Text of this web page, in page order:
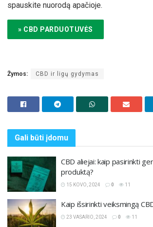
spauskite nuorodą apačioje.
» CBD PARDUOTUVĖS
Žymos: CBD ir ligų gydymas
Gali būti įdomu
CBD aliejai: kaip pasirinkti
produktą?
15 KOVO, 2024 0 11
Kaip išsirinkti veiksmingą
23 VASARIO, 2024 0 11